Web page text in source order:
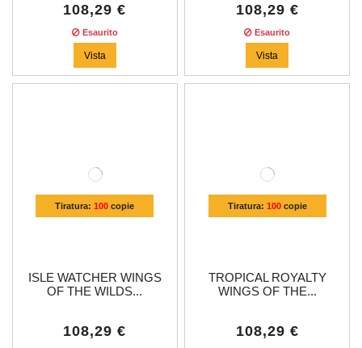
108,29 €
Esaurito
Vista
108,29 €
Esaurito
Vista
Tiratura:100 copie
ISLE WATCHER WINGS
OF THE WILDS...
108,29 €
Tiratura: 100copie
TROPICAL ROYALTY
WINGS OF THE...
108,29 €